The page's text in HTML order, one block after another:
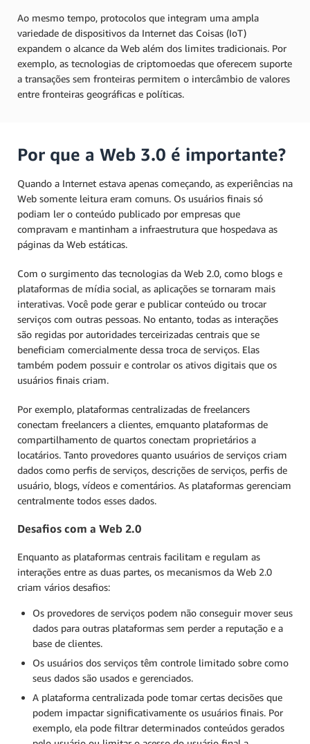
Ao mesmo tempo, protocolos que integram uma ampla
variedade de dispositivos da Internet das Coisas (IoT)
expandem o alcance da Web além dos limites tradicionais. Por
exemplo, as tecnologias de criptomoedas que oferecem suporte
a transações sem fronteiras permitem o intercâmbio de valores
entre fronteiras geográficas e políticas.
Por que a Web 3.0 é importante?
Quando a Internet estava apenas começando, as experiências na
Web somente leitura eram comuns. Os usuários finais só
podiam ler o conteúdo publicado por empresas que
compravam e mantinham a infraestrutura que hospedava as
páginas da Web estáticas.
Com o surgimento das tecnologias da Web 2.0, como blogs e
plataformas de mídia social, as aplicações se tornaram mais
interativas. Você pode gerar e publicar conteúdo ou trocar
serviços com outras pessoas. No entanto, todas as interações
são regidas por autoridades terceirizadas centrais que se
beneficiam comercialmente dessa troca de serviços. Elas
também podem possuir e controlar os ativos digitais que os
usuários finais criam.
Por exemplo, plataformas centralizadas de freelancers
conectam freelancers a clientes, emquanto plataformas de
compartilhamento de quartos conectam proprietários a
locatários. Tanto provedores quanto usuários de serviços criam
dados como perfis de serviços, descrições de serviços, perfis de
usuário, blogs, vídeos e comentários. As plataformas gerenciam
centralmente todos esses dados.
Desafios com a Web 2.0
Enquanto as plataformas centrais facilitam e regulam as
interações entre as duas partes, os mecanismos da Web 2.0
criam vários desafios:
Os provedores de serviços podem não conseguir mover seus
dados para outras plataformas sem perder a reputação e a
base de clientes.
Os usuários dos serviços têm controle limitado sobre como
seus dados são usados e gerenciados.
A plataforma centralizada pode tomar certas decisões que
podem impactar significativamente os usuários finais. Por
exemplo, ela pode filtrar determinados conteúdos gerados